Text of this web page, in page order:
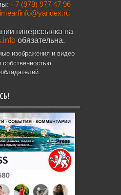
+7 (978) 977 47 96
гиперссылка на
обязательна.
изображения и видео
собственностью